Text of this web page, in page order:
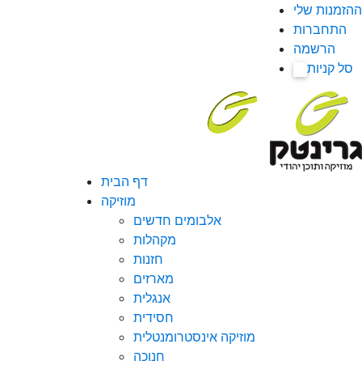
ההזמנות שלי
התחברות
הרשמה
סל קניות
דף הבית
מוזיקה
אלבומים חדשים
מקהלות
חזנות
מארזים
אנגלית
חסידית
מוזיקה אינסטרומנטלית
חנוכה